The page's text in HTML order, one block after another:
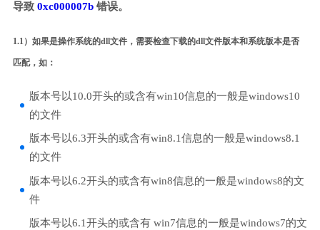
导致 0xc000007b错误。
1.1）如果是操作系统的dll文件，需要检查下载的dll文件版本和系统版本是否
匹配，如：
版本号以10.0开头的或含有win10信息的一般是windows10
的文件
版本号以6.3开头的或含有win8.1信息的一般是windows8.1
的文件
版本号以6.2开头的或含有win8信息的一般是windows8的文
件
版本号以6.1开头的或含有 win7信息的一般是windows7的文